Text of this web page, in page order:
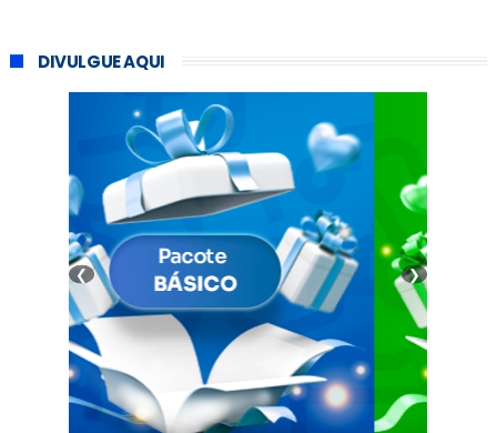
DIVULGUE AQUI
❮ ❯